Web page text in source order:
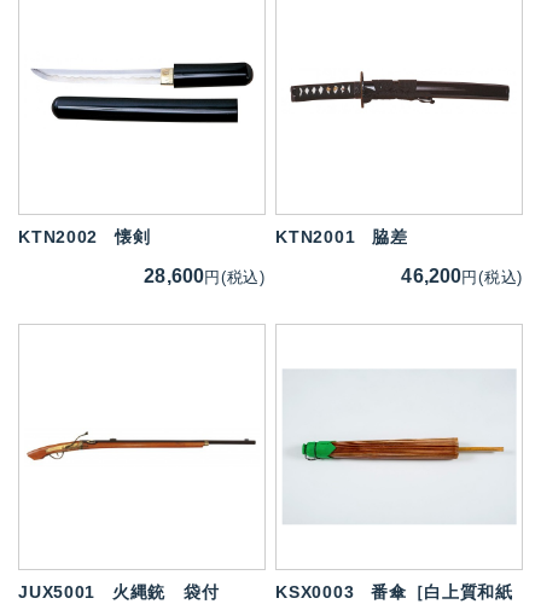
KTN2002 懐剣
28,600円(税込)
KTN2001 脇差
46,200円(税込)
JUX5001 火縄銃 袋付 KSX0003
番傘［白上質和紙